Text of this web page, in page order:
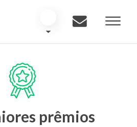
prêmios